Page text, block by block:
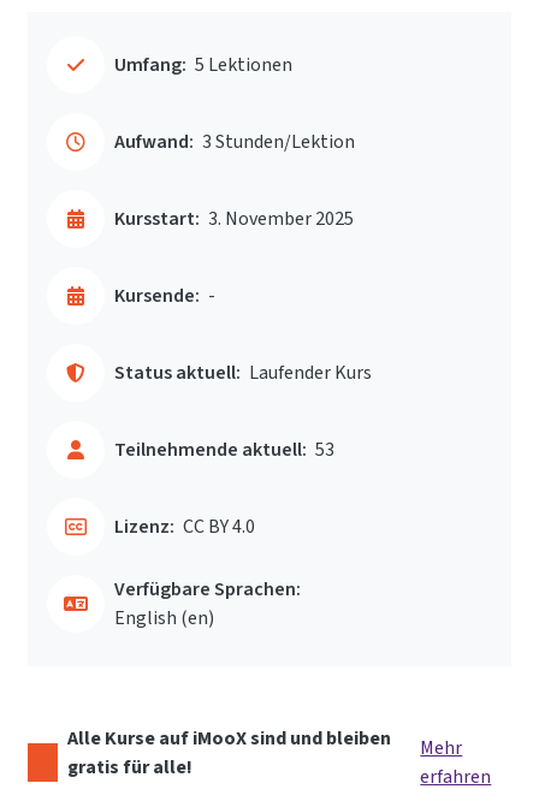
Umfang: 5 Lektionen
Aufwand: 3 Stunden/Lektion
Kursstart: 3. November 2025
Kursende: -
Status aktuell: Laufender Kurs
Teilnehmende aktuell: 53
Lizenz: CC BY 4.0
Verfügbare Sprachen:
English ‎(en)‎
Alle Kurse auf iMooX sind und bleiben
gratis für alle!
Mehr
erfahren